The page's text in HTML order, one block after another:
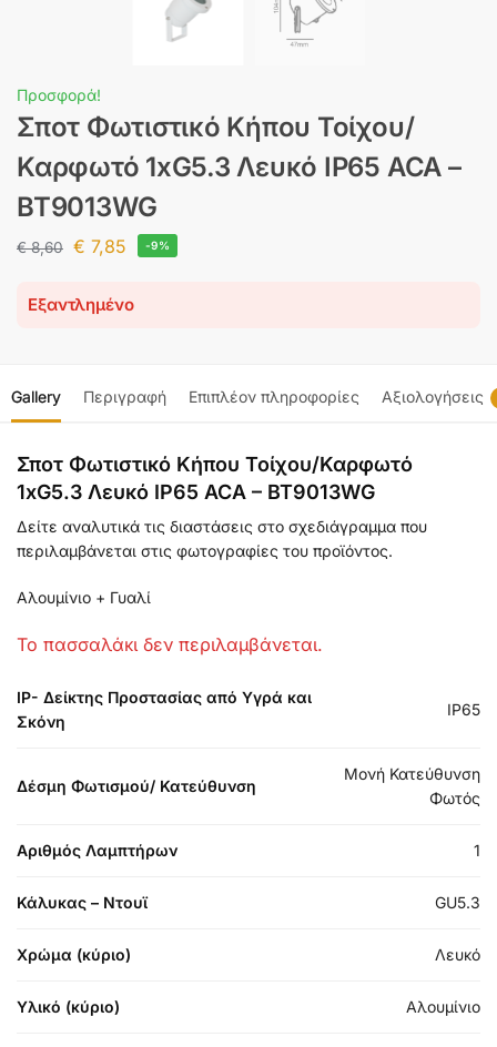
Προσφορά!
Σποτ Φωτιστικό Κήπου Τοίχου/
Καρφωτό 1xG5.3 Λευκό IP65 ACA –
BT9013WG
€8,60 € 7,85 -9%
Εξαντλημένο
Gallery Περιγραφή Επιπλέον πληροφορίες Αξιολογήσεις
Σποτ Φωτιστικό Κήπου Τοίχου/Καρφωτό
1xG5.3 Λευκό IP65 ACA – BT9013WG
Δείτε αναλυτικά τις διαστάσεις στο σχεδιάγραμμα που
περιλαμβάνεται στις φωτογραφίες του προϊόντος.
Αλουμίνιο + Γυαλί
Το πασσαλάκι δεν περιλαμβάνεται.
IP- Δείκτης Προστασίας από Υγρά και
Σκόνη
IP65
Δέσμη Φωτισμού/ Κατεύθυνση
Μονή Κατεύθυνση
Φωτός
Αριθμός Λαμπτήρων 1
Κάλυκας – Ντουϊ GU5.3
Χρώμα (κύριο) Λευκό
Υλικό (κύριο) Αλουμίνιο